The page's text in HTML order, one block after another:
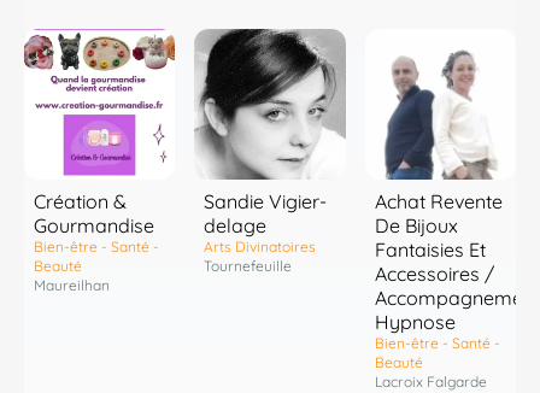
Création &
Gourmandise
Bien-être - Santé -
Beauté
Maureilhan
Sandie Vigier-
delage
Arts Divinatoires
Tournefeuille
Achat Revente
De Bijoux
Fantaisies Et
Accessoires /
Accompagnement
Hypnose
Bien-être - Santé -
Beauté
Lacroix Falgarde